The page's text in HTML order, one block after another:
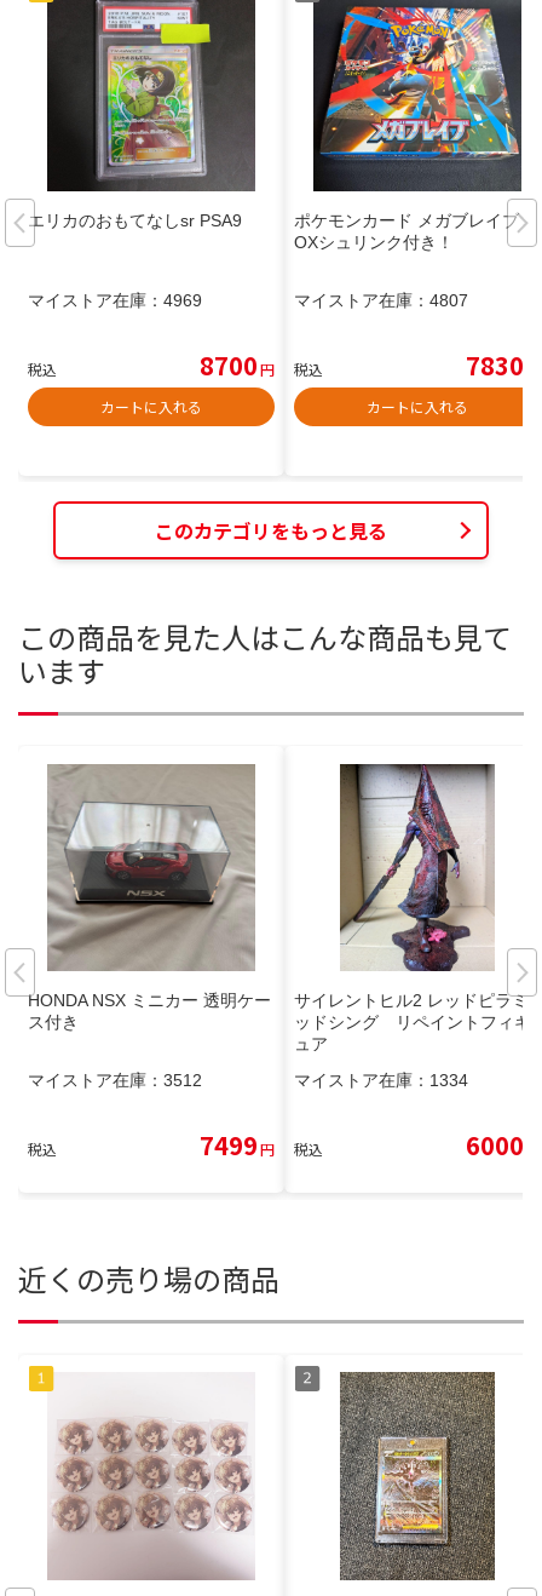
エリカのおもてなしsr PSA9
マイストア在庫： 4969
税込 8700円
カートに入れる
ポケモンカード メガブレイブ B
OXシュリンク付き！
マイストア在庫： 4807
税込 7830
カートに入れる
このカテゴリをもっと見る
この商品を見た人はこんな商品も見て
います
HONDA NSX ミニカー 透明ケー
ス付き
マイストア在庫： 3512
税込 7499円
サイレントヒル2 レッドピラミ
ッドシング リペイントフィギ
ュア
マイストア在庫： 1334
税込 6000
近くの売り場の商品